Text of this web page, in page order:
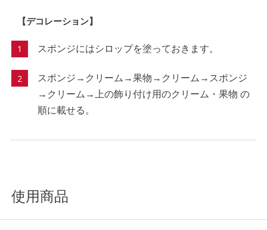
【デコレーション】
スポンジにはシロップを塗っておきます。
スポンジ→クリーム→果物→クリーム→スポンジ
→クリーム→上の飾り付け用のクリーム・果物 の
順に載せる。
使用商品